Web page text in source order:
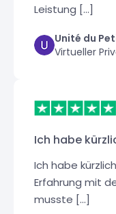
Leistung [...]
Unité du
Virtueller
Ich habe
Ich habe
Erfahrung mit
musste [...]